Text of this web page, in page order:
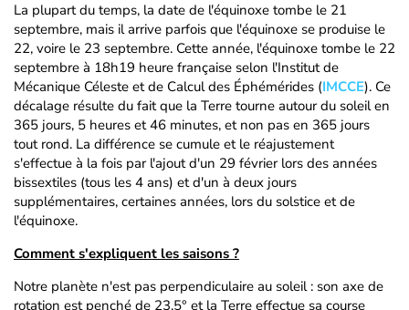
La plupart du temps, la date de l'équinoxe tombe le 21
septembre, mais il arrive parfois que l'équinoxe se produise le
22, voire le 23 septembre. Cette année, l'équinoxe tombe le 22
septembre à 18h19 heure française selon l'Institut de
Mécanique Céleste et de Calcul des Éphémérides (IMCCE). Ce
décalage résulte du fait que la Terre tourne autour du soleil en
365 jours, 5 heures et 46 minutes, et non pas en 365 jours
tout rond. La différence se cumule et le réajustement
s'effectue à la fois par l'ajout d'un 29 février lors des années
bissextiles (tous les 4 ans) et d'un à deux jours
supplémentaires, certaines années, lors du solstice et de
l'équinoxe.
Comment s'expliquent les saisons ?
Notre planète n'est pas perpendiculaire au soleil : son axe de
rotation est penché de 23,5° et la Terre effectue sa course